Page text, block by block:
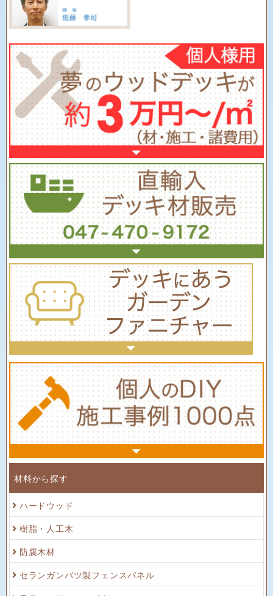
材料から探す
ハードウッド
樹脂・人工木
防腐木材
セランガンバツ製フェンスパネル